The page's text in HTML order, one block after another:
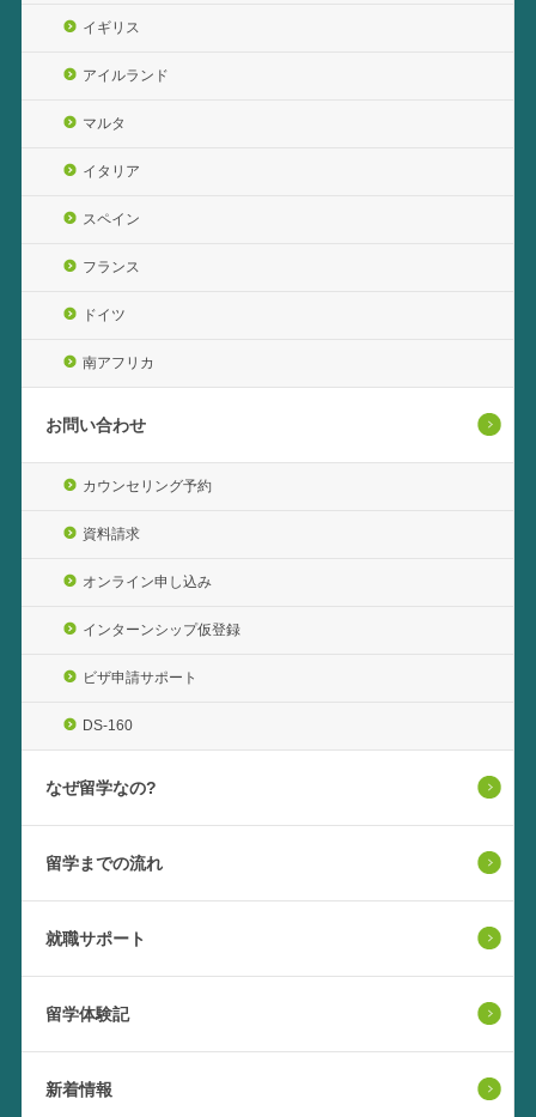
イギリス
アイルランド
マルタ
イタリア
スペイン
フランス
ドイツ
南アフリカ
お問い合わせ
カウンセリング予約
資料請求
オンライン申し込み
インターンシップ仮登録
ビザ申請サポート
DS-160
なぜ留学なの?
留学までの流れ
就職サポート
留学体験記
新着情報